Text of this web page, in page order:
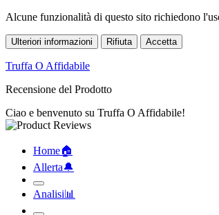
Alcune funzionalità di questo sito richiedono
Ulteriori informazioni Rifiuta Accetta
Truffa O Affidabile
Recensione del Prodotto
Ciao e benvenuto su Truffa O Affidabile!
Home🏠︎
Allerta🔔︎
Analisi📊︎